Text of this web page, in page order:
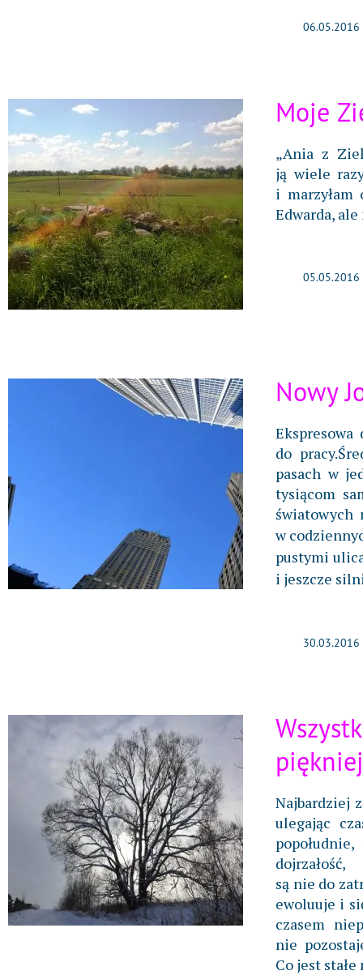
06.05.2016
Moje
„Ania z
ją wiele
i marzyłam
Edwarda,
05.05.2016
Nowy
do
pasach w
tysiącom
światowych
w
pustymi
i jeszcze
30.03.2016
Najbardziej
ulegając
są nie do
ewoluuje i
czasem
nie
Co jest